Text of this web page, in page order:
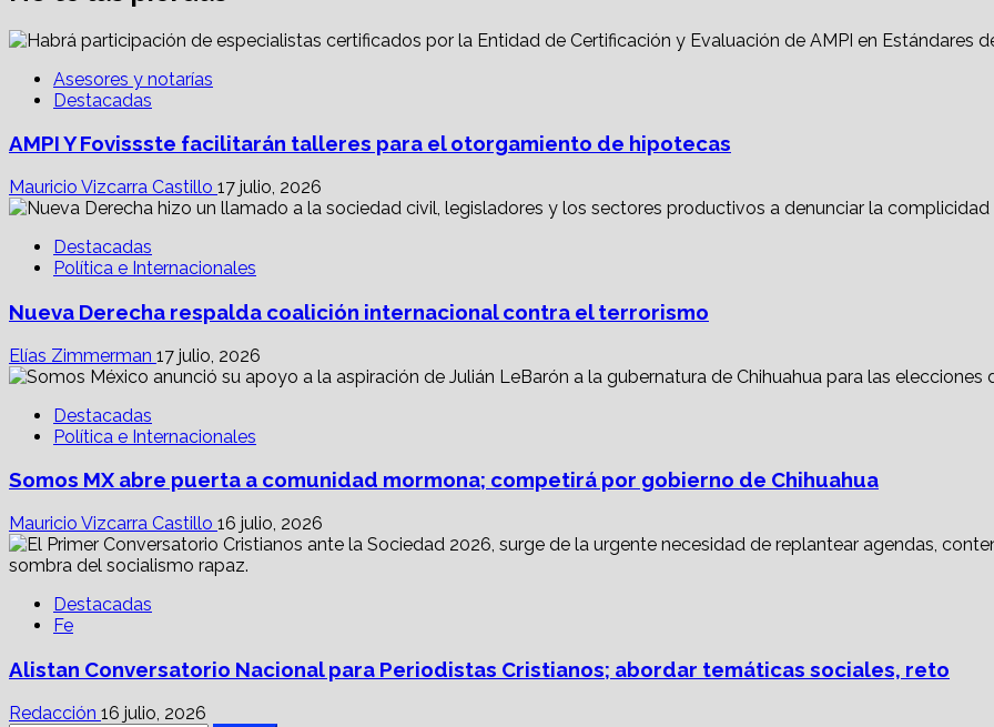
Asesores y notarías
Destacadas
AMPI Y Fovissste facilitarán talleres para el otorgamiento de hipotecas
Mauricio Vizcarra Castillo 17 julio, 2026
Destacadas
Política e Internacionales
Nueva Derecha respalda coalición internacional contra el terrorismo
Elías Zimmerman 17 julio, 2026
Destacadas
Política e Internacionales
Somos MX abre puerta a comunidad mormona; competirá por gobierno de Chihuahua
Mauricio Vizcarra Castillo 16 julio, 2026
Destacadas
Fe
Alistan Conversatorio Nacional para Periodistas Cristianos; abordar temáticas sociales, reto
Redacción 16 julio, 2026